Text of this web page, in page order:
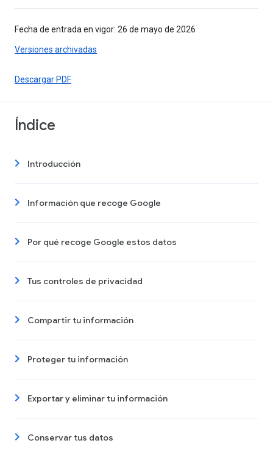
Fecha de entrada en vigor: 26 de mayo de 2026
Versiones archivadas
Descargar PDF
Índice
Introducción
Información que recoge Google
Por qué recoge Google estos datos
Tus controles de privacidad
Compartir tu información
Proteger tu información
Exportar y eliminar tu información
Conservar tus datos